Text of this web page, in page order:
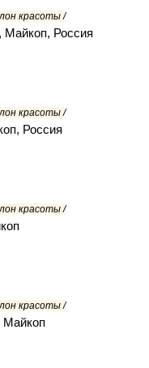
красоты /
Майкоп, Россия
красоты /
Россия
красоты /
красоты /
Майкоп